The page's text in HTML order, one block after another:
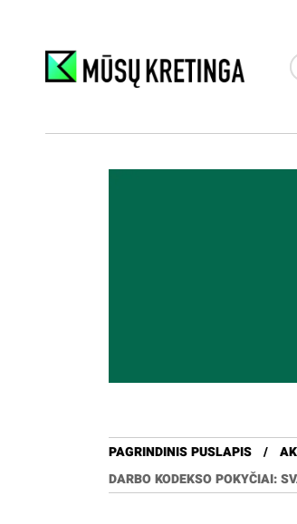
PAGRINDINIS PUSLAPIS
DARBO KODEKSO POKYČIAI: